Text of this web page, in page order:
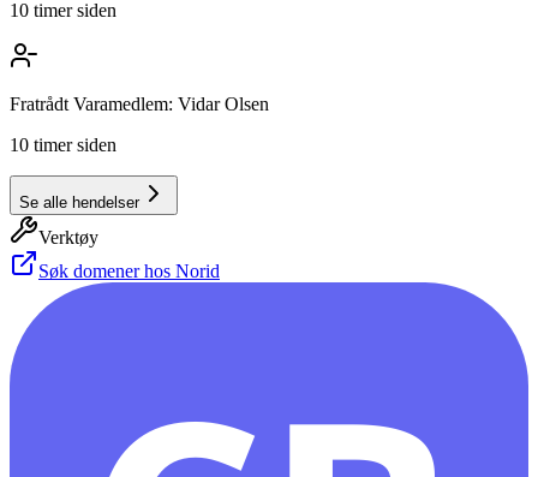
10 timer siden
Fratrådt Varamedlem: Vidar Olsen
10 timer siden
Se alle hendelser
Verktøy
Søk domener hos Norid